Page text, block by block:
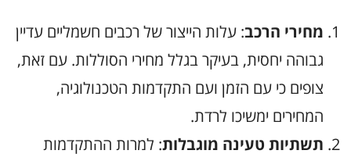
מחירי הרכב: עלות הייצור של רכבים חשמליים עדיין
גבוהה יחסית, בעיקר בגלל מחירי הסוללות. עם זאת,
צופים כי עם הזמן ועם התקדמות הטכנולוגיה,
המחירים ימשיכו לרדת.
תשתיות טעינה מוגבלות: למרות ההתקדמות